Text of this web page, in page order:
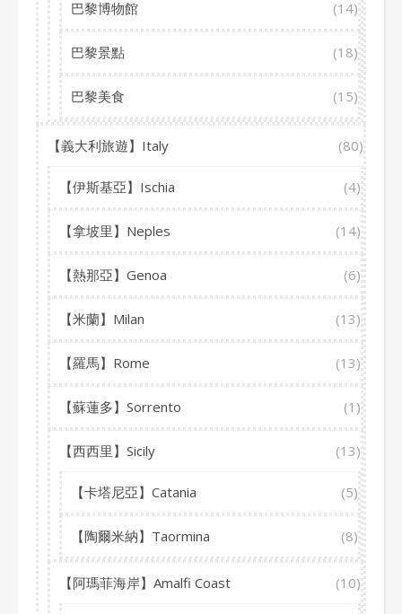
巴黎博物館 (14)
巴黎景點 (18)
巴黎美食 (15)
【義大利旅遊】Italy (80)
【伊斯基亞】Ischia (4)
【拿坡里】Neples (14)
【熱那亞】Genoa (6)
【米蘭】Milan (13)
【羅馬】Rome (13)
【蘇蓮多】Sorrento (1)
【西西里】Sicily (13)
【卡塔尼亞】Catania (5)
【陶爾米納】Taormina (8)
【阿瑪菲海岸】Amalfi Coast (10)